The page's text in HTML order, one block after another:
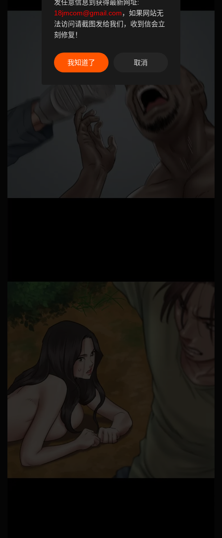
发任意信息到获得最新网址:
18jmcom@gmail.com，如果网站无
法访问请截图发给我们，收到信会立
刻修复！
我知道了 取消